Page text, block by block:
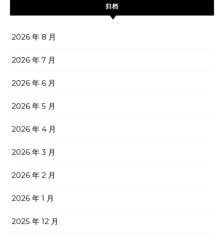
归档
2026 年 8 月
2026 年 7 月
2026 年 6 月
2026 年 5 月
2026 年 4 月
2026 年 3 月
2026 年 2 月
2026 年 1 月
2025 年 12 月